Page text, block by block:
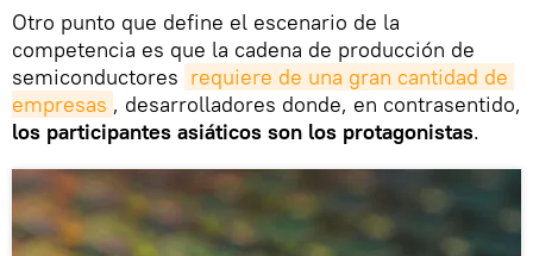
Otro punto que define el escenario de la
competencia es que la cadena de producción de
semiconductores requiere de una gran cantidad de
empresas , desarrolladores donde, en contrasentido,
los participantes asiáticos son los protagonistas.